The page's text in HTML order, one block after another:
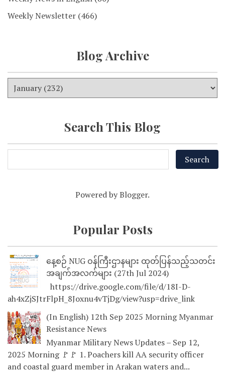
Weekly Newsletter (466)
Blog Archive
Search This Blog
Powered byBlogger.
Popular Posts
နေ့စဉ် NUG ဝန်ကြီးဌာနများ ထုတ်ပြန်သည့်သတင်း
အချက်အလက်များ (27th Jul 2024)
https://drive.google.com/file/d/18I-D-
ah4xZjSJtrFlpH_8Joxnu4vTjDg/view?usp=drive_link
(In English) 12th Sep 2025 Morning Myanmar
Resistance News
Myanmar Military News Updates – Sep 12,
2025 Morning 🚩🚩 1. Poachers kill AA security officer
and coastal guard member in Arakan waters and...